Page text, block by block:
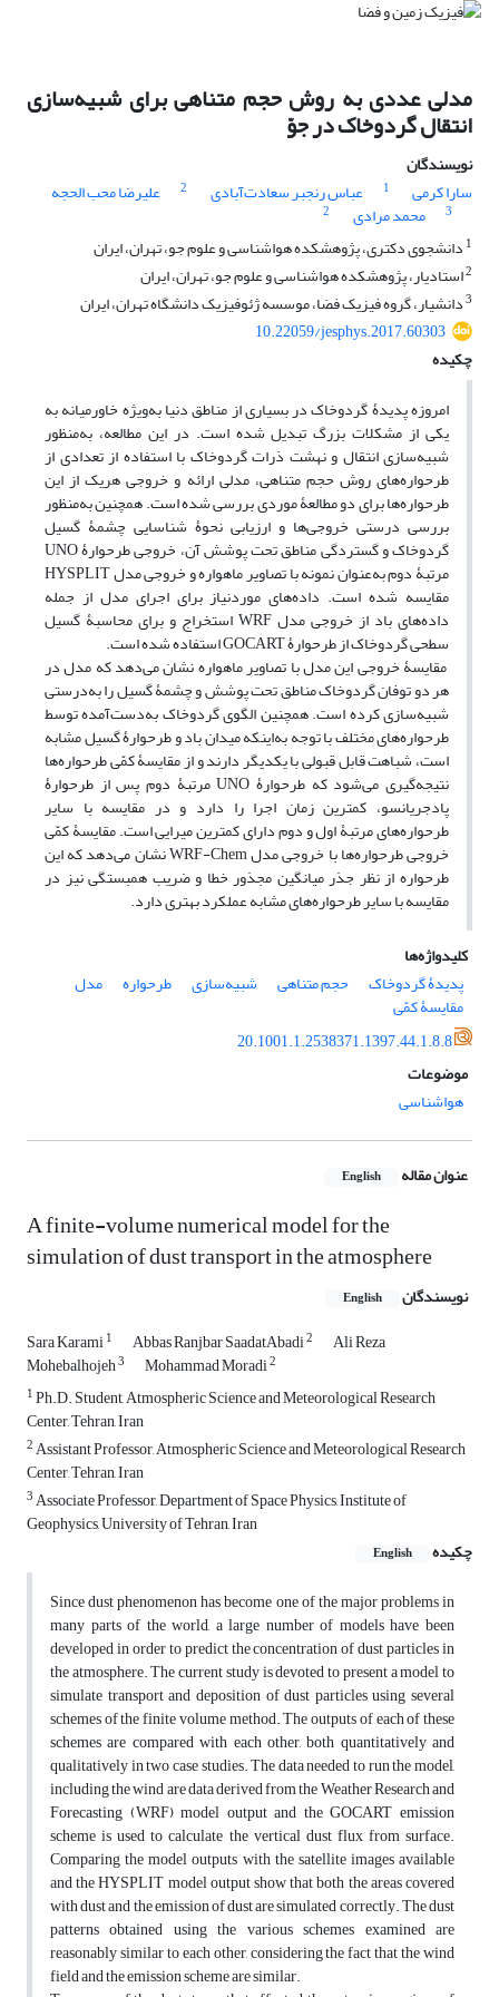
مدلی عددی به روش حجم متناهی برای شبیه‌سازی
انتقال گردوخاک در جوّ
نویسندگان
سارا کرمی
1 عباس رنجبر سعادت‌آبادی 2 علیرضا محب الحجه
3 محمد مرادی
2
1 دانشجوی دکتری، پژوهشکده هواشناسی و علوم جو، تهران، ایران
2استادیار، پژوهشکده هواشناسی و علوم جو، تهران، ایران
3دانشیار، گروه فیزیک فضا، موسسه ژئوفیزیک دانشگاه تهران، ایران
10.22059/jesphys.2017.60303
چکیده
امروزه پدیدۀ گردوخاک در بسیاری از مناطق دنیا به‌ویژه خاورمیانه به
یکی از مشکلات بزرگ تبدیل شده است. در این مطالعه، به‌منظور
شبیه‌سازی انتقال و نهشت ذرات گردوخاک با استفاده از تعدادی از
طرحواره‌های روش حجم متناهی، مدلی ارائه و خروجی هریک از این
طرحواره‌ها برای دو مطالعۀ موردی بررسی شده است. همچنین به‌منظور
بررسی درستی خروجی‌ها و ارزیابی نحوۀ شناسایی چشمۀ گسیل
گردوخاک و گستردگی مناطق تحت پوشش آن، خروجی طرحوارۀ UNO
مرتبۀ دوم به‌عنوان نمونه با تصاویر ماهواره و خروجی مدل HYSPLIT
مقایسه شده است. داده‌های موردنیاز برای اجرای مدل از جمله
داده‌های باد از خروجی مدل WRF استخراج و برای محاسبۀ گسیل
سطحی گردوخاک از طرحوارۀ GOCART استفاده شده است.
مقایسۀ خروجی این مدل با تصاویر ماهواره نشان می‌دهد که مدل در
هر دو توفان گردوخاک مناطق تحت پوشش و چشمۀ گسیل را به‌درستی
شبیه‌سازی کرده است. همچنین الگوی گردوخاک به‌دست‌آمده توسط
طرحواره‌های مختلف با توجه به‌اینکه میدان باد و طرحوارۀ گسیل مشابه
است، شباهت قابل قبولی با یکدیگر دارند و از مقایسۀ کمّی طرحواره‌ها
نتیجه‌گیری می‌شود که طرحوارۀ UNO مرتبۀ دوم پس از طرحوارۀ
پادجریانسو، کمترین زمان اجرا را دارد و در مقایسه با سایر
طرحواره‌های مرتبۀ اول و دوم دارای کمترین میرایی است. مقایسۀ کمّی
خروجی طرحواره‌ها با خروجی مدل WRF-Chem نشان می‌دهد که این
طرحواره از نظر جذر میانگین مجذور خطا و ضریب همبستگی نیز در
مقایسه با سایر طرحواره‌های مشابه عملکرد بهتری دارد.
کلیدواژه‌ها
پدیدۀ گردوخاک
حجم متناهی شبیه‌سازی طرحواره مدل
مقایسۀ کمّی
20.1001.1.2538371.1397.44.1.8.8
موضوعات
هواشناسی
عنوان مقاله English
A finite-volume numerical model for the
simulation of dust transport in the atmosphere
نویسندگان English
Sara Karami1 Abbas Ranjbar SaadatAbadi2 Ali Reza
Mohebalhojeh3 Mohammad Moradi2
1Ph.D. Student, Atmospheric Science and Meteorological Research
Center, Tehran, Iran
2Assistant Professor, Atmospheric Science and Meteorological Research
Center, Tehran, Iran
3Associate Professor, Department of Space Physics, Institute of
Geophysics, University of Tehran, Iran
چکیده
English
Since dust phenomenon has become one of the major problems in
many parts of the world, a large number of models have been
developed in order to predict the concentration of dust particles in
the atmosphere. The current study is devoted to present a model to
simulate transport and deposition of dust particles using several
schemes of the finite volume method. The outputs of each of these
schemes are compared with each other, both quantitatively and
qualitatively in two case studies. The data needed to run the model,
including the wind are data derived from the Weather Research and
Forecasting (WRF) model output and the GOCART emission
scheme is used to calculate the vertical dust flux from surface.
Comparing the model outputs with the satellite images available
and the HYSPLIT model output show that both the areas covered
with dust and the emission of dust are simulated correctly. The dust
patterns obtained using the various schemes examined are
reasonably similar to each other, considering the fact that the wind
field and the emission scheme are similar.